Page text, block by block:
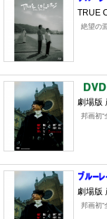
TRUE
絶望の
劇場版
邦画初“
劇場版
邦画初“